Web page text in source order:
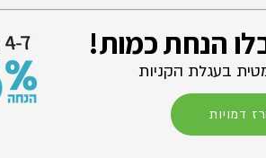
בעגלת הקניות
הנחת כמות!
דמויות